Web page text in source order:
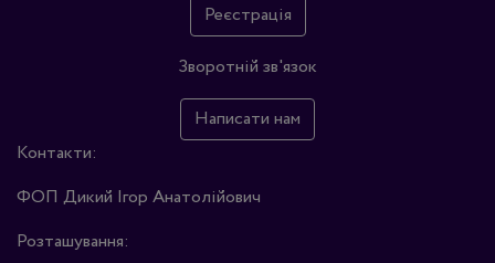
Реєстрація
Зворотній зв'язок
Написати нам
Контакти:
ФОП Дикий Ігор Анатолійович
Розташування: